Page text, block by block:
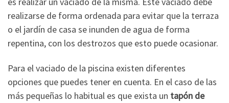
realizarse de forma ordenada para evitar que la terraza
o el jardín de casa se inunden de agua de forma
repentina, con los destrozos que esto puede ocasionar.
Para el vaciado de la piscina existen diferentes
opciones que puedes tener en cuenta. En el caso de las
más pequeñas lo habitual es que exista un tapón de